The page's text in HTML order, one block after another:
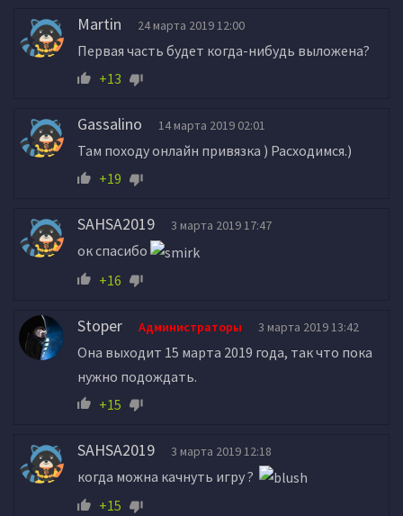
Martin 24 марта 2019 12:00
Первая часть будет когда-нибудь выложена?
+13
Gassalino 14 марта 2019 02:01
Там походу онлайн привязка ) Расходимся.)
+19
SAHSA2019 3 марта 2019 17:47
ок спасибо
+16
Stoper Администраторы 3 марта 2019 13:42
Она выходит 15 марта 2019 года, так что пока
нужно подождать.
+15
SAHSA2019 3 марта 2019 12:18
когда можна качнуть игру ?
+15